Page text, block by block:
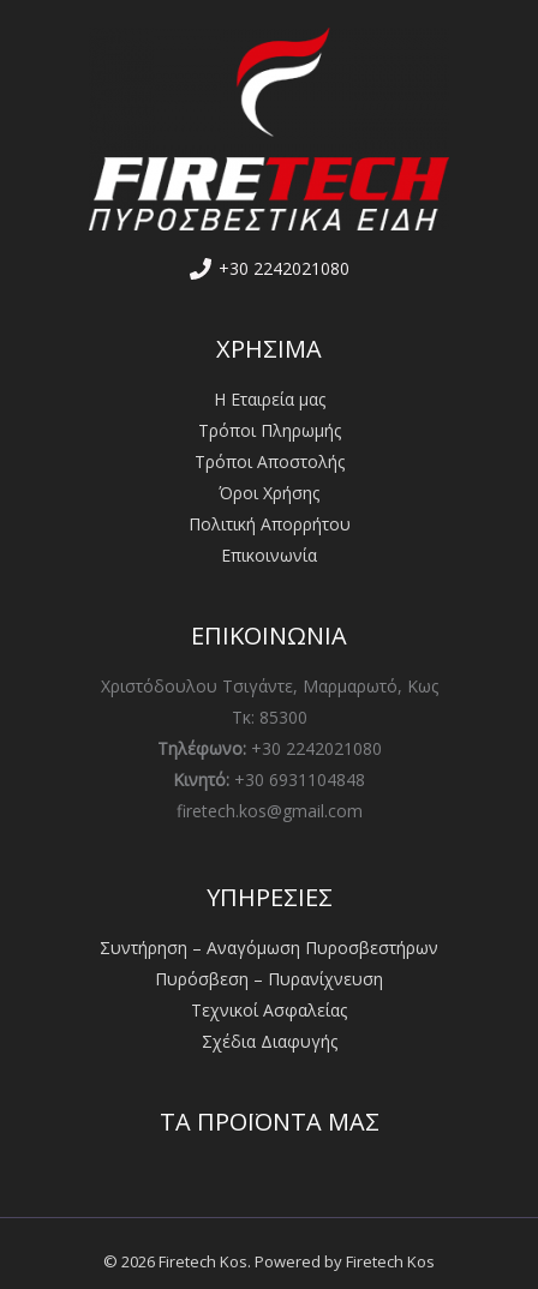
+30 2242021080
ΧΡΗΣΙΜΑ
Η Εταιρεία μας
Τρόποι Πληρωμής
Τρόποι Αποστολής
Όροι Χρήσης
Πολιτική Απορρήτου
Επικοινωνία
ΕΠΙΚΟΙΝΩΝΙΑ
Χριστόδουλου Τσιγάντε, Μαρμαρωτό, Κως
Τκ: 85300
Τηλέφωνο:+30 2242021080
Κινητό: +30 6931104848
firetech.kos@gmail.com
ΥΠΗΡΕΣΙΕΣ
Συντήρηση – Αναγόμωση Πυροσβεστήρων
Πυρόσβεση – Πυρανίχνευση
Τεχνικοί Ασφαλείας
Σχέδια Διαφυγής
ΤΑ ΠΡΟΪΟΝΤΑ ΜΑΣ
© 2026 Firetech Kos. Powered by Firetech Kos